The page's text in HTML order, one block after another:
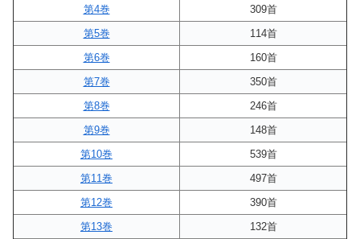
第4巻
309首
第5巻
114首
第6巻
160首
第7巻
350首
第8巻
246首
第9巻
148首
第10巻
539首
第11巻
497首
第12巻
390首
第13巻
132首